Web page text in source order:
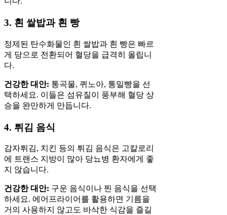
3. 흰 쌀밥과 흰 빵
정제된 탄수화물인 흰 쌀밥과 흰 빵은 빠르
게 당으로 전환되어 혈당을 급격히 올립니
다.
건강한 대안: 통곡물, 퀴노아, 통밀빵을 선
택하세요. 이들은 섬유질이 풍부해 혈당 상
승을 완만하게 만듭니다.
4. 튀김 음식
감자튀김, 치킨 등의 튀김 음식은 고칼로리
에 트랜스 지방이 많아 당뇨병 환자에게 좋
지 않습니다.
건강한 대안: 구운 음식이나 찐 음식을 선택
하세요. 에어프라이어를 활용하면 기름을
거의 사용하지 않고도 바삭한 식감을 즐길